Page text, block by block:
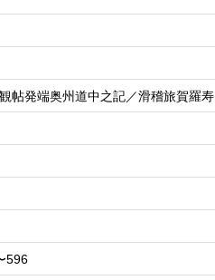
帖発端奥州道中之記／滑稽旅賀羅寿
596